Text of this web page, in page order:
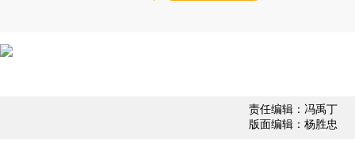
责任编辑：冯禹丁
版面编辑：杨胜忠